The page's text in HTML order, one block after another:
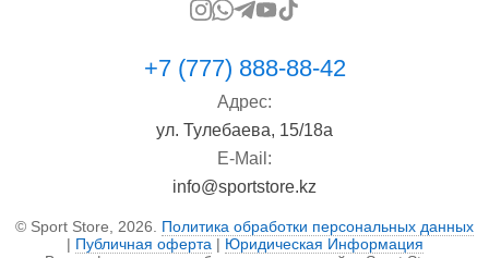
+7 (777) 888-88-42
Адрес:
ул. Тулебаева, 15/18а
E-Mail:
info@sportstore.kz
© Sport Store, 2026. Политика обработки персональных данных
| Публичная оферта| Юридическая Информация